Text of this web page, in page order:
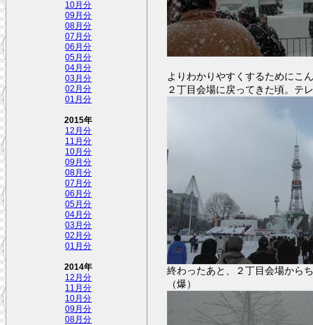
10月分
09月分
08月分
07月分
06月分
05月分
04月分
03月分
02月分
01月分
2015年
12月分
11月分
10月分
09月分
08月分
07月分
06月分
05月分
04月分
03月分
02月分
01月分
2014年
12月分
11月分
10月分
09月分
08月分
よりわかりやすくするためにこ
２丁目会場に戻ってきた頃。テ
終わったあと、２丁目会場から
（爆）